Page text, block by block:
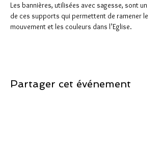
Les bannières, utilisées avec sagesse, sont un
de ces supports qui permettent de ramener le
mouvement et les couleurs dans l’Eglise.
Partager cet événement